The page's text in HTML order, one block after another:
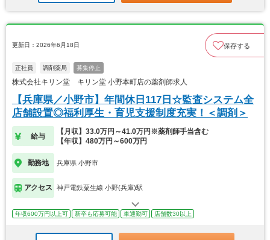
更新日：2026年6月18日 保存する
正社員 調剤薬局 募集停止
株式会社キリン堂 キリン堂 小野本町店の薬剤師求人
【兵庫県／小野市】年間休日117日☆監査システム全
店舗設置◎福利厚生・育児支援制度充実！＜調剤＞
給与
【月収】33.0万円～41.0万円※薬剤師手当含む
【年収】480万円～600万円
勤務地 兵庫県 小野市
アクセス 神戸電鉄粟生線 小野(兵庫)駅
年収600万円以上可 新卒も応募可能 車通勤可 店舗数30以上